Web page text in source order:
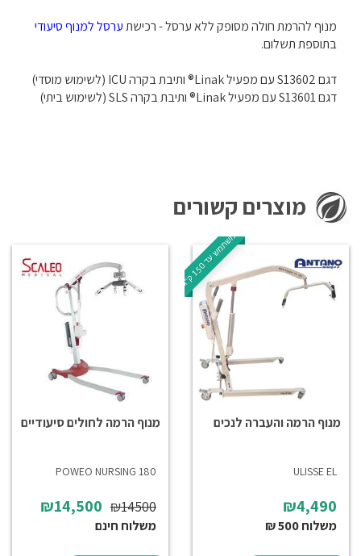
מנוף להרמת חולה מסופק ללא ערסל - רכישתערסל למנוף סיעודי
בתוספת תשלום.
דגם S13602 עם מפעיל Linak® ותיבת בקרה ICU (לשימוש מוסדי)
דגם S13601 עם מפעיל Linak® ותיבת בקרה SLS (לשימוש ביתי)
מוצרים קשורים
ל
מ
ש
ת
מ
ש
ע
ד
1
5
0
ק
"
ג
מנוף הרמה והעברה לנכים
ULISSE EL
₪4,490
משלוח 500 ₪
מנוף הרמה לחולים סיעודיים
180 POWEO NURSING
₪14,500 ₪14500
משלוח חינם